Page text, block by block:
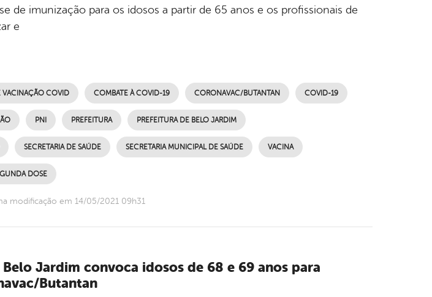
de imunização para os idosos a partir de 65 anos e os profissionais de
e
VACINAÇÃO COVID COMBATE À COVID-19 CORONAVAC/BUTANTAN COVID-19
PNI PREFEITURA PREFEITURA DE BELO JARDIM
SECRETARIA DE SAÚDE SECRETARIA MUNICIPAL DE SAÚDE VACINA
DOSE
modificação em 14/05/2021 09h31
Jardim convoca idosos de 68 e 69 anos para
Butantan